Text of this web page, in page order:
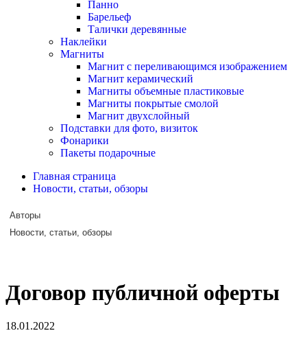
Панно
Барельеф
Талички деревянные
Наклейки
Магниты
Магнит с переливающимся изображением
Магнит керамический
Магниты объемные пластиковые
Магниты покрытые смолой
Магнит двухслойный
Подставки для фото, визиток
Фонарики
Пакеты подарочные
Главная страница
Новости, статьи, обзоры
Авторы
Новости, статьи, обзоры
Договор публичной оферты
18.01.2022